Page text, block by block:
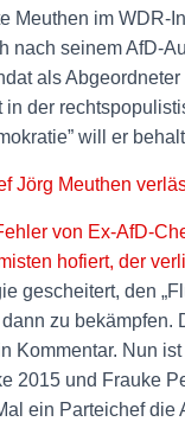
Meuthen im WDR-
nach seinem AfD-
als Abgeordneter
in der
will er
Jörg Meuthen
von Ex-AfD-
hofiert, der
gescheitert, den
zu bekämpfen.
Kommentar. Nun
2015 und Frauke
ein Parteichef die